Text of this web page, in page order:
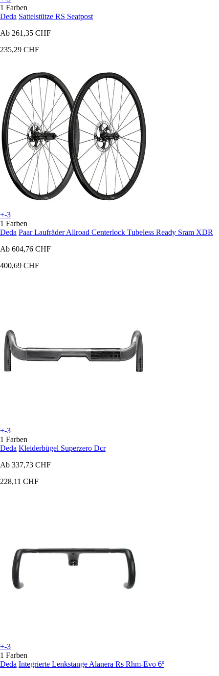
1 Farben
Deda Sattelstütze RS Seatpost
Ab 261,35 CHF
235,29 CHF
+-3
1 Farben
Deda Paar Laufräder Allroad Centerlock Tubeless Ready Sram XDR
Ab 604,76 CHF
400,69 CHF
+-3
1 Farben
Deda Kleiderbügel Superzero Dcr
Ab 337,73 CHF
228,11 CHF
+-3
1 Farben
Deda Integrierte Lenkstange Alanera Rs Rhm-Evo 6º